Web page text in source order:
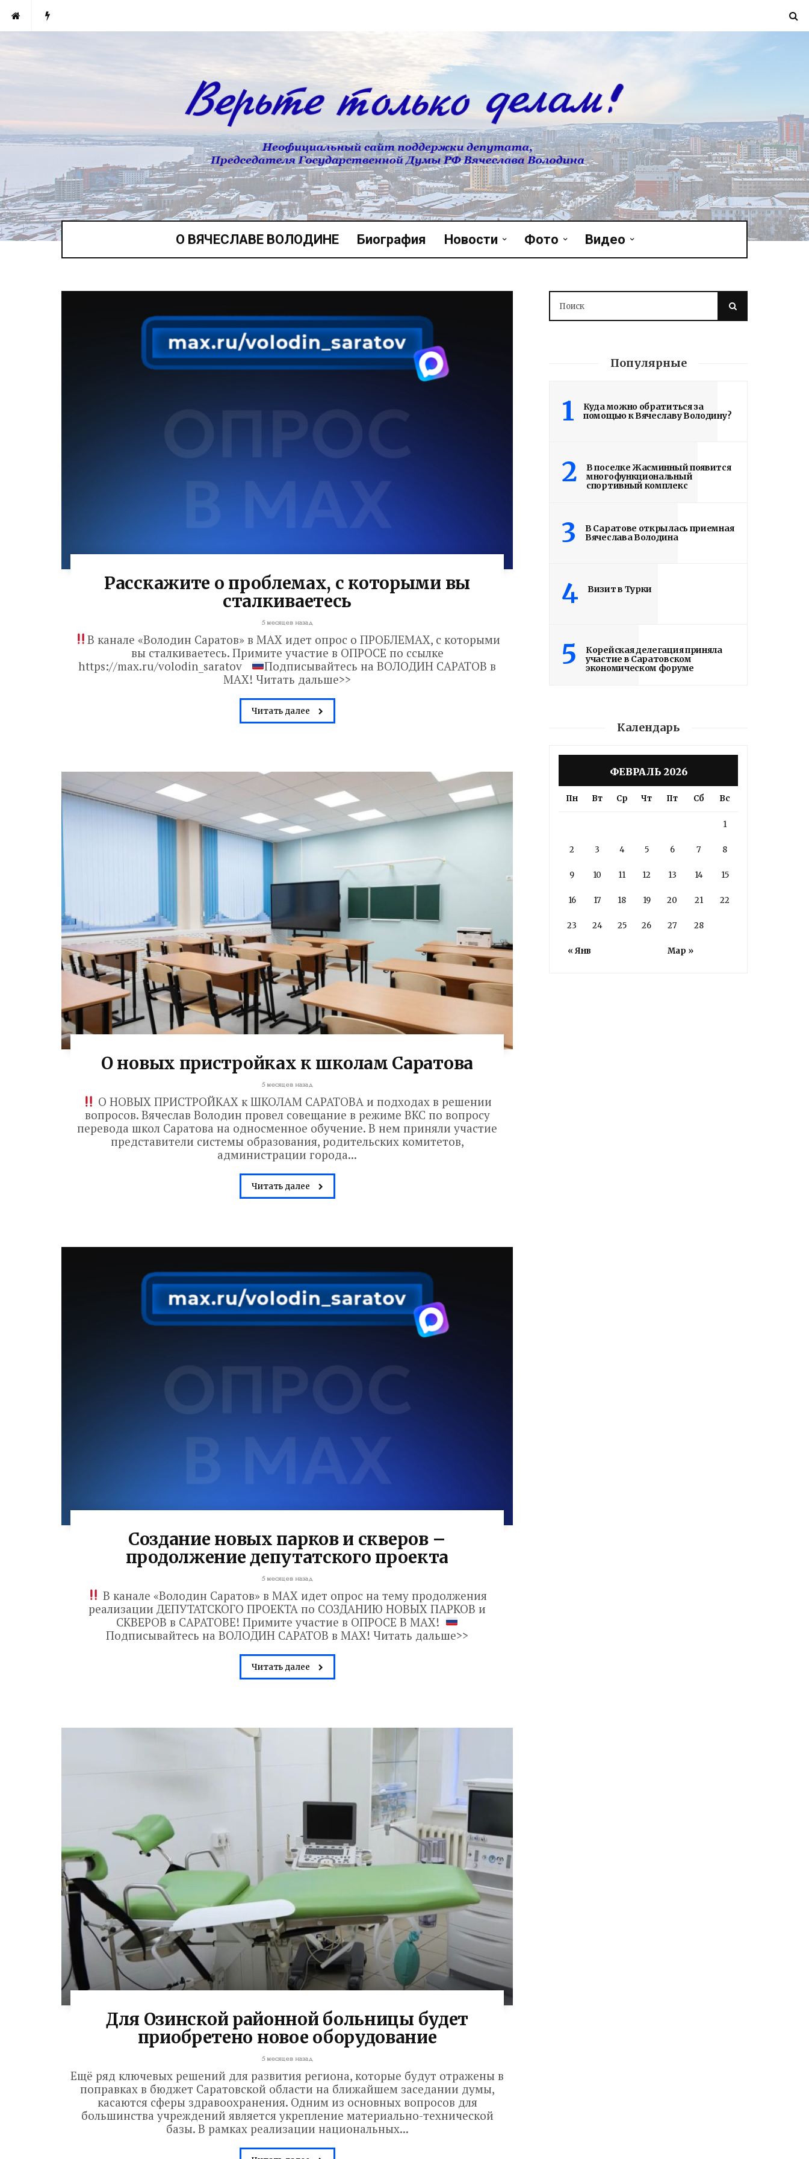
О ВЯЧЕСЛАВЕ ВОЛОДИНЕ Биография Новости Фото Видео
Расскажите о проблемах, с которыми вы
сталкиваетесь
5 месяцев назад
В канале «Володин Саратов» в МАХ идет опрос о ПРОБЛЕМАХ, с которыми
вы сталкиваетесь. Примите участие в ОПРОСЕ по ссылке
https://max.ru/volodin_saratov
Подписывайтесь на ВОЛОДИН САРАТОВ в
МАХ! Читать дальше>>
Читать далее
О новых пристройках к школам Саратова
5 месяцев назад
О НОВЫХ ПРИСТРОЙКАХ к ШКОЛАМ САРАТОВА и подходах в решении
вопросов. Вячеслав Володин провел совещание в режиме ВКС по вопросу
перевода школ Саратова на односменное обучение. В нем приняли участие
представители системы образования, родительских комитетов,
администрации города...
Читать далее
Создание новых парков и скверов –
продолжение депутатского проекта
5 месяцев назад
В канале «Володин Саратов» в МАХ идет опрос на тему продолжения
реализации ДЕПУТАТСКОГО ПРОЕКТА по СОЗДАНИЮ НОВЫХ ПАРКОВ и
СКВЕРОВ в САРАТОВЕ! Примите участие в ОПРОСЕ В МАХ!
Подписывайтесь на ВОЛОДИН САРАТОВ в МАХ! Читать дальше>>
Читать далее
Для Озинской районной больницы будет
приобретено новое оборудование
5 месяцев назад
Ещё ряд ключевых решений для развития региона, которые будут отражены в
поправках в бюджет Саратовской области на ближайшем заседании думы,
касаются сферы здравоохранения. Одним из основных вопросов для
большинства учреждений является укрепление материально-технической
базы. В рамках реализации национальных...
Популярные
1
Куда можно обратиться за
помощью к Вячеславу Володину?
2
В поселке Жасминный появится
многофункциональный
спортивный комплекс
3
В Саратове открылась приемная
Вячеслава Володина
4 Визит в Турки
5
Корейская делегация приняла
участие в Саратовском
экономическом форуме
Календарь
ФЕВРАЛЬ 2026
Пн Вт Ср Чт Пт Сб Вс
« Янв Мар »
1
2 3 4 5 6 7 8
9 10 11 12 13 14 15
16 17 18 19 20 21 22
23 24 25 26 27 28